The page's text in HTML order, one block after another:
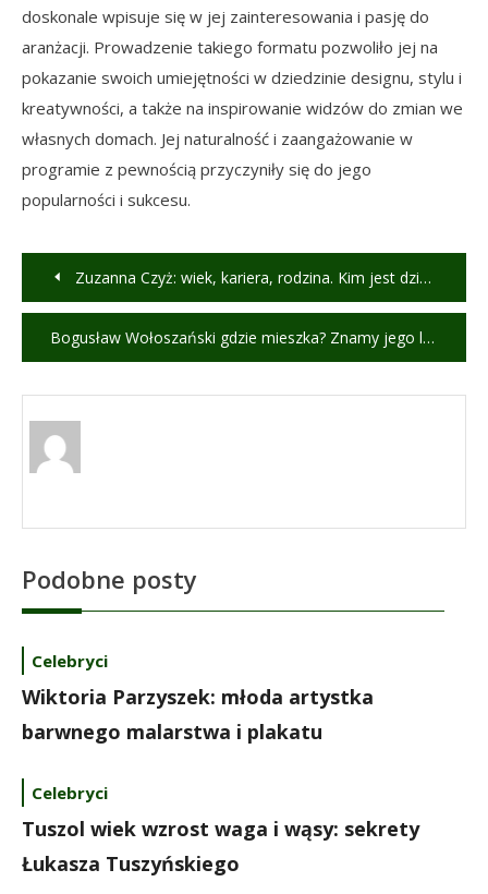
doskonale wpisuje się w jej zainteresowania i pasję do
aranżacji. Prowadzenie takiego formatu pozwoliło jej na
pokazanie swoich umiejętności w dziedzinie designu, stylu i
kreatywności, a także na inspirowanie widzów do zmian we
własnych domach. Jej naturalność i zaangażowanie w
programie z pewnością przyczyniły się do jego
popularności i sukcesu.
Nawigacja
wpisu
Zuzanna Czyż: wiek, kariera, rodzina. Kim jest dziennikarka?
Bogusław Wołoszański gdzie mieszka? Znamy jego luksusowy dom!
Podobne posty
Celebryci
Wiktoria Parzyszek: młoda artystka
barwnego malarstwa i plakatu
Celebryci
Tuszol wiek wzrost waga i wąsy: sekrety
Łukasza Tuszyńskiego